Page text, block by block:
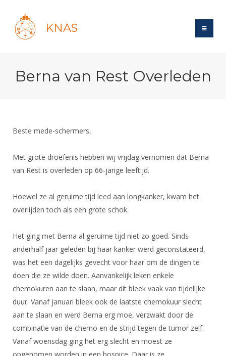
KNAS
Login
Forums
Maandelijks archief
Gebruiksvoorwaarden
Handleiding
Historie
Bond
Lidmaatschap
Tarieven
Reglementen
Sponsors en Partners
Organisatie
Bestuur
Commissies
Ereleden
Leden van Verdiensten
Vacatures
Recreatiesport
Lichtzwaardschermen
Ranglijsten
Inschrijven
Reglementen
Schermpaspoort
Rolstoelschermen
Nieuws
Oranje
FBT
SBT
Atletencommissie
Internationale Titeltoernooien
Voor de jeugd
Ouders en vereniging
Brassardsysteem
Voor coaches en leraren
Nieuws
Nationale opleidingen
Internationale opleidingen
Opleidingen
Forums
Forums
Schermforum
Zoek Vereniging
Contact
NK organiseren
Berna van Rest Overleden
Beste mede-schermers,
Met grote droefenis hebben wij vrijdag vernomen dat Berna
van Rest is overleden op 66-jarige leeftijd.
Hoewel ze al geruime tijd leed aan longkanker, kwam het
overlijden toch als een grote schok.
Het ging met Berna al geruime tijd niet zo goed. Sinds
anderhalf jaar geleden bij haar kanker werd geconstateerd,
was het een dagelijks gevecht voor haar om de dingen te
doen die ze wilde doen. Aanvankelijk leken enkele
chemokuren aan te slaan, maar dit bleek vaak van tijdelijke
duur. Vanaf januari bleek ook de laatste chemokuur slecht
aan te slaan en werd Berna erg moe, verzwakt door de
combinatie van de chemo en de strijd tegen de tumor zelf.
Vanaf woensdag ging het erg slecht en moest ze